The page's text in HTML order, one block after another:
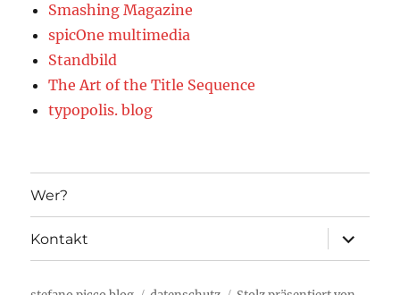
Smashing Magazine
spicOne multimedia
Standbild
The Art of the Title Sequence
typopolis. blog
Wer?
Kontakt
öffnen